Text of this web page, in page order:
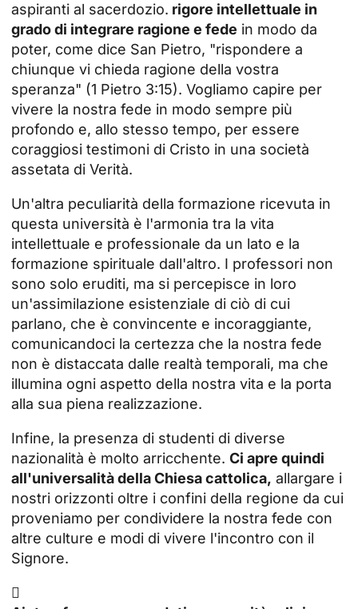
aspiranti al sacerdozio. rigore intellettuale in
grado di integrare ragione e fede in modo da
poter, come dice San Pietro, "rispondere a
chiunque vi chieda ragione della vostra
speranza" (1 Pietro 3:15). Vogliamo capire per
vivere la nostra fede in modo sempre più
profondo e, allo stesso tempo, per essere
coraggiosi testimoni di Cristo in una società
assetata di Verità.
Un'altra peculiarità della formazione ricevuta in
questa università è l'armonia tra la vita
intellettuale e professionale da un lato e la
formazione spirituale dall'altro. I professori non
sono solo eruditi, ma si percepisce in loro
un'assimilazione esistenziale di ciò di cui
parlano, che è convincente e incoraggiante,
comunicandoci la certezza che la nostra fede
non è distaccata dalle realtà temporali, ma che
illumina ogni aspetto della nostra vita e la porta
alla sua piena realizzazione.
Infine, la presenza di studenti di diverse
nazionalità è molto arricchente. Ci apre quindi
all'universalità della Chiesa cattolica, allargare i
nostri orizzonti oltre i confini della regione da cui
proveniamo per condividere la nostra fede con
altre culture e modi di vivere l'incontro con il
Signore.
